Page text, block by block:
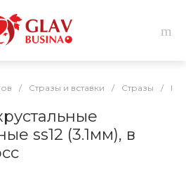
/ Стразы и вставки / Стразы /
ss12 (3.1мм), в